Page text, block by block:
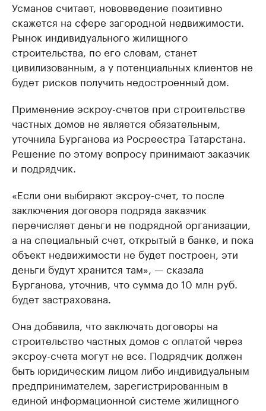
Усманов считает, нововведение позитивно
скажется на сфере загородной недвижимости.
Рынок индивидуального жилищного
строительства, по его словам, станет
цивилизованным, а у потенциальных клиентов не
будет рисков получить недостроенный дом.
Применение эскроу-счетов при строительстве
частных домов не является обязательным,
уточнила Бурганова из Росреестра Татарстана.
Решение по этому вопросу принимают заказчик
и подрядчик.
«Если они выбирают эксроу-счет, то после
заключения договора подряда заказчик
перечисляет деньги не подрядной организации,
а на специальный счет, открытый в банке, и пока
объект недвижимости не будет построен, эти
деньги будут хранится там», — сказала
Бурганова, уточнив, что сумма до 10 млн руб.
будет застрахована.
Она добавила, что заключать договоры на
строительство частных домов с оплатой через
эксроу-счета могут не все. Подрядчик должен
быть юридическим лицом либо индивидуальным
предпринимателем, зарегистрированным в
единой информационной системе жилищного